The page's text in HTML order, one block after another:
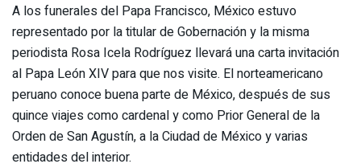
A los funerales del Papa Francisco, México estuvo
representado por la titular de Gobernación y la misma
periodista Rosa Icela Rodríguez llevará una carta invitación
al Papa León XIV para que nos visite. El norteamericano
peruano conoce buena parte de México, después de sus
quince viajes como cardenal y como Prior General de la
Orden de San Agustín, a la Ciudad de México y varias
entidades del interior.